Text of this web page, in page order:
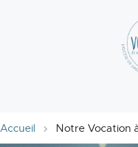
Accueil Notre Vocation